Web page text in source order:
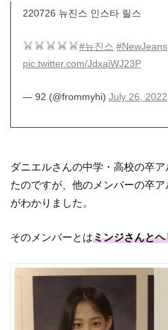
220726 뉴진스 인스타 릴스
#뉴진스 #NewJeans
pic.twitter.com/JdxaiWJ23P
— 92 (@frommyhi) July 26, 2022
ダニエルさんの中学・高校の卒
たのですが、他のメンバーの卒
がわかりました。
そのメンバーとはミンジさんとヘ